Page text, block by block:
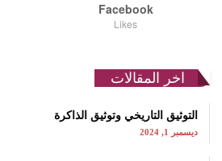
Facebook
Likes
اخر المقالات
التوثيق التاريخي وتوثيق الذاكرة
ديسمبر 1, 2024